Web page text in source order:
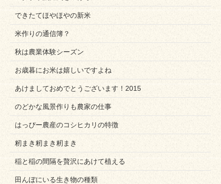
できたてほやほやの新米
米作りの通信簿？
秋は農業体験シーズン
お歳暮にお米は嬉しいですよね
あけましておめでとうございます！2015
のどかな風景作りも農家の仕事
はっぴー農産のコシヒカリの特徴
籾まき籾まき籾まき
稲と稲の間隔を贅沢にあけて植える
田んぼにいる生き物の種類